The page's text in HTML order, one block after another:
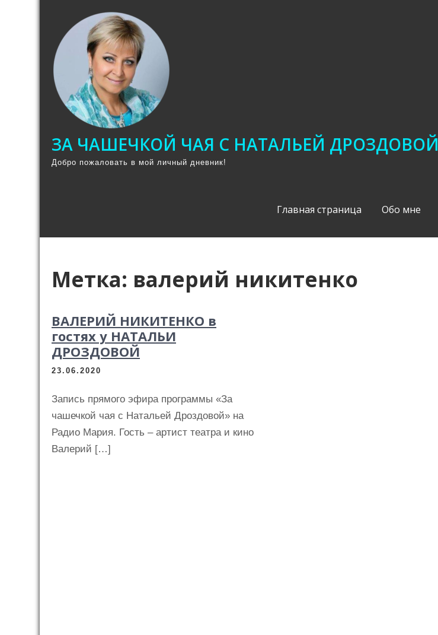
содержимому
ЗА ЧАШЕЧКОЙ ЧАЯ С НАТАЛЬЕЙ ДРОЗДОВОЙ
Добро пожаловать в мой личный дневник!
Главная страница Обо мне
Метка: валерий никитенко
ВАЛЕРИЙ НИКИТЕНКО в
гостях у НАТАЛЬИ
ДРОЗДОВОЙ
23.06.2020
Запись прямого эфира программы «За
чашечкой чая с Натальей Дроздовой» на
Радио Мария. Гость – артист театра и кино
Валерий […]